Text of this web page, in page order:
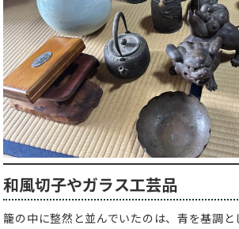
和風切子やガラス工芸品
籠の中に整然と並んでいたのは、青を基調